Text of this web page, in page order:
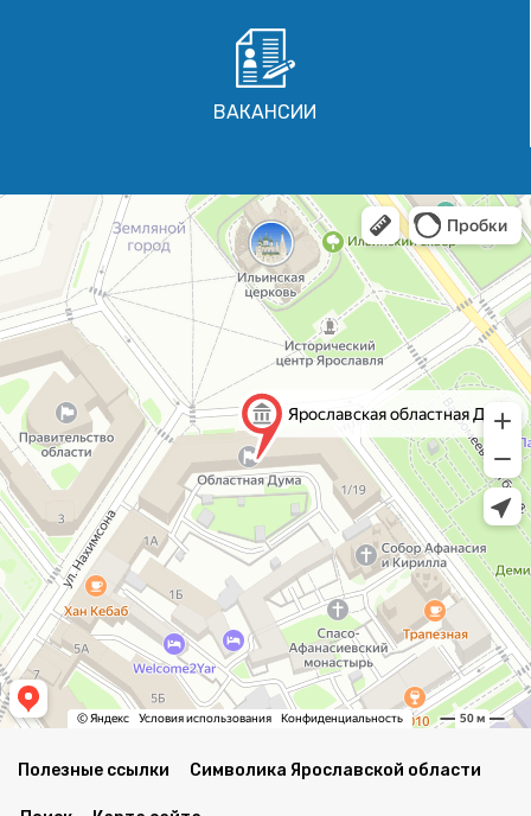
ВАКАНСИИ
Полезные ссылки Символика Ярославской области